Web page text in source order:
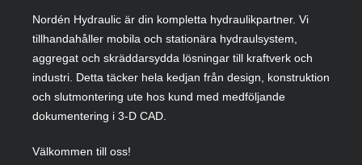
Nordén Hydraulic är din kompletta hydraulikpartner. Vi
tillhandahåller mobila och stationära hydraulsystem,
aggregat och skräddarsydda lösningar till kraftverk och
industri. Detta täcker hela kedjan från design, konstruktion
och slutmontering ute hos kund med medföljande
dokumentering i 3-D CAD.
Välkommen till oss!